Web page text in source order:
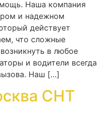
Наша компания
и надежном
действует
что сложные
в любое
и водители всегда
Наш […]
СНТ